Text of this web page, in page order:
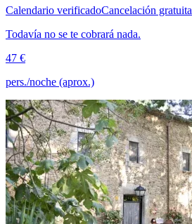
Calendario verificadoCancelación gratuita
Todavía no se te cobrará nada.
47 €
pers./noche (aprox.)